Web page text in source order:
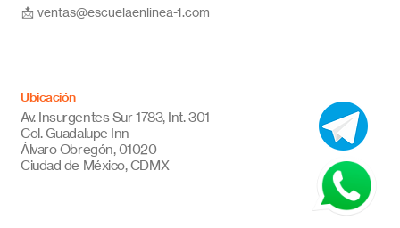
📩 ventas@escuelaenlinea-1.com
Ubicación
Av. Insurgentes Sur 1783, Int. 301
Col. Guadalupe Inn
Álvaro Obregón, 01020
Ciudad de México, CDMX